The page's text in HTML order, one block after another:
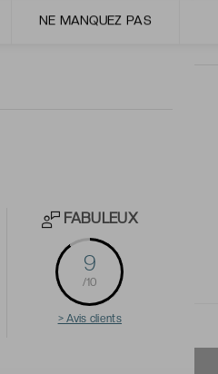
NE MANQUEZ PAS
Rickshaw au Bar. Un
FABULEUX
9
/10
> Avis clients